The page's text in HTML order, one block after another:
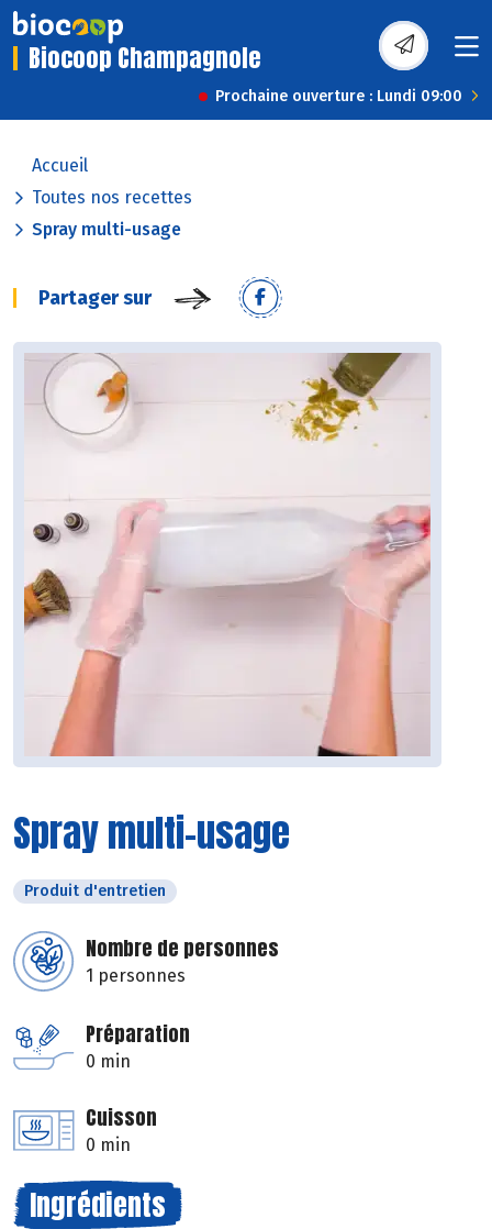
Biocoop Champagnole
Prochaine ouverture : Lundi 09:00
Accueil
Toutes nos recettes
Spray multi-usage
Partager sur
Spray multi-usage
Produit d'entretien
Nombre de personnes
1 personnes
Préparation
0 min
Cuisson
0 min
Ingrédients